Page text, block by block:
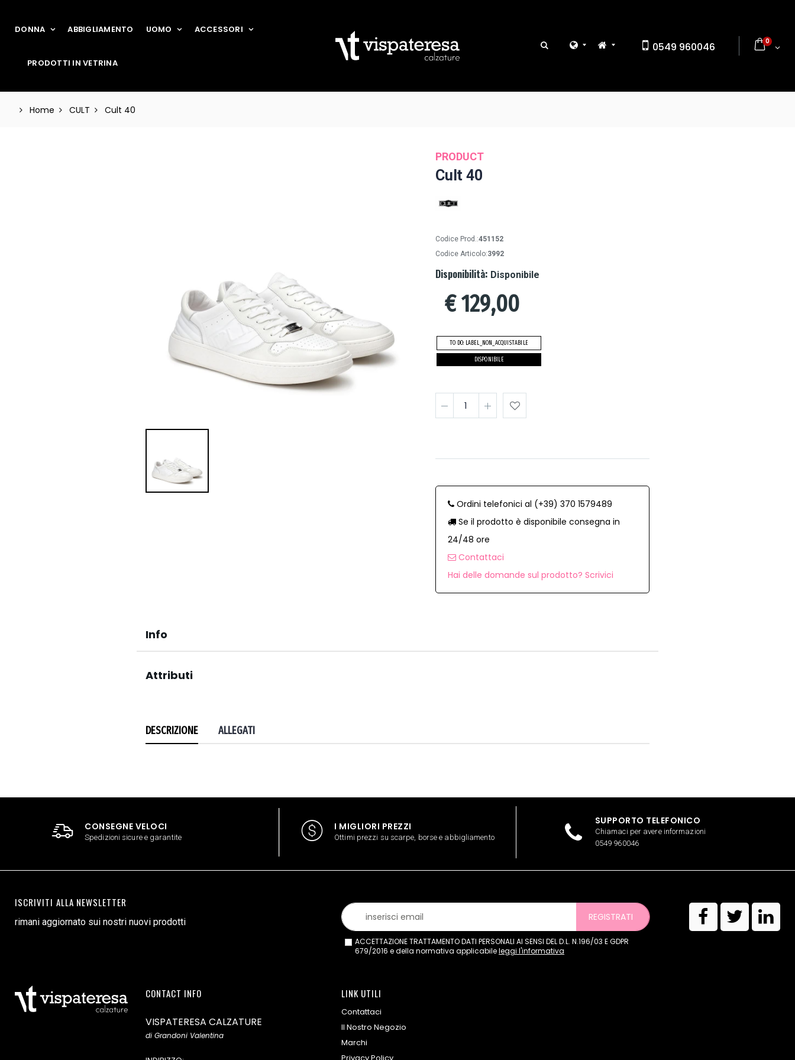
DONNA ABBIGLIAMENTO UOMO ACCESSORI
PRODOTTI IN VETRINA
0549 960046 0
Home CULT Cult 40
PRODUCT
Cult 40
Codice Prod.:451152
Codice Articolo:3992
Disponibilità: Disponibile
€129,00
TO DO: LABEL_NON_ACQUISTABILE
DISPONIBILE
Ordini telefonici al (+39) 370 1579489
Se il prodotto è disponibile consegna in
24/48 ore
Contattaci
Hai delle domande sul prodotto? Scrivici
Info
Attributi
DESCRIZIONE ALLEGATI
CONSEGNE VELOCI
Spedizioni sicure e garantite
I MIGLIORI PREZZI
Ottimi prezzi su scarpe, borse e abbigliamento
SUPPORTO TELEFONICO
Chiamaci per avere informazioni
0549 960046
ISCRIVITI ALLA NEWSLETTER
rimani aggiornato sui nostri nuovi prodotti REGISTRATI
ACCETTAZIONE TRATTAMENTO DATI PERSONALI AI SENSI DEL D.L. N.196/03 E GDPR
679/2016 e della normativa applicabileleggi l'informativa
CONTACT INFO
VISPATERESA CALZATURE
di Grandoni Valentina
LINK UTILI
Contattaci
Il Nostro Negozio
Marchi